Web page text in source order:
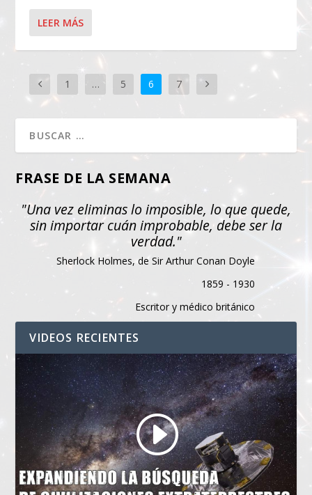
LEER MÁS
1 … 5 6 7
FRASE DE LA SEMANA
"Una vez eliminas lo imposible, lo que quede,
sin importar cuán improbable, debe ser la
verdad."
Sherlock Holmes, de Sir Arthur Conan Doyle
1859 - 1930
Escritor y médico británico
VIDEOS RECIENTES